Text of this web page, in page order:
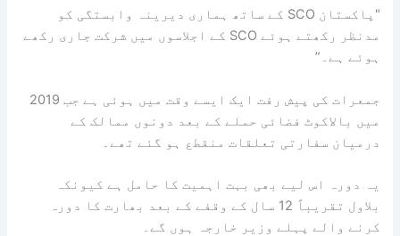
"پاکستان SCO کے ساتھ ہماری دیرینہ وابستگی کو
مدنظر رکھتے ہوئے SCO کے اجلاسوں میں شرکت جاری رکھے
ہوئے ہے۔”
جمعرات کی پیش رفت ایک ایسے وقت میں ہوئی ہے جب 2019
میں بالاکوٹ فضائی حملے کے بعد دونوں ممالک کے
درمیان سفارتی تعلقات منقطع ہو گئے تھے۔
یہ دورہ اس لیے بھی بہت اہمیت کا حامل ہے کیونکہ
بلاول تقریباً 12 سال کے وقفے کے بعد بھارت کا دورہ
کرنے والے پہلے وزیر خارجہ ہوں گے۔